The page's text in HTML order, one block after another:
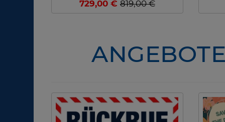
729,00 €819,00 €